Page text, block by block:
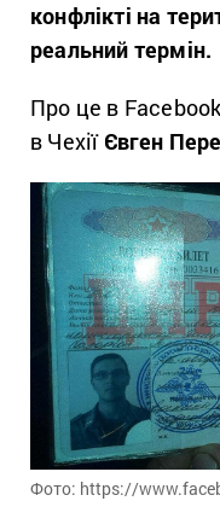
конфлікті на
реальний термін.
Про це в Facebook
в Чехії Євген
Фото: https://